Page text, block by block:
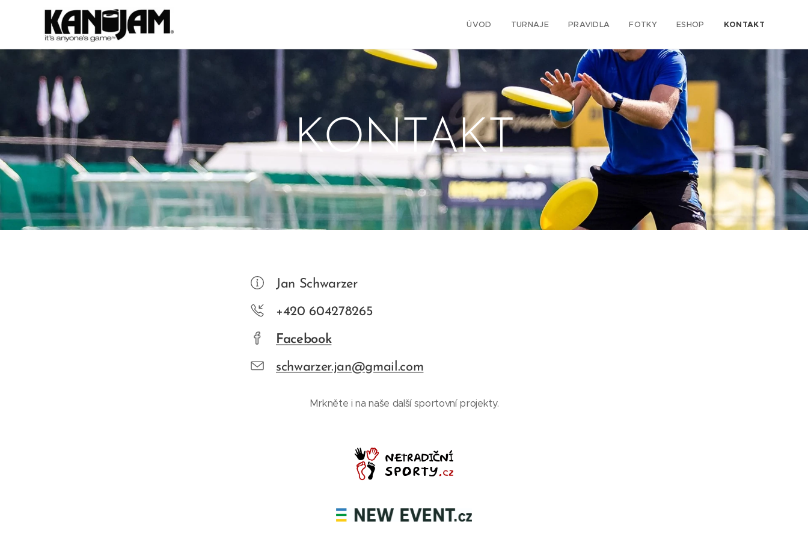
ÚVOD TURNAJE PRAVIDLA FOTKY ESHOP KONTAKT
KONTAKT
Jan Schwarzer
+420 604278265
Facebook
schwarzer.jan@gmail.com
Mrkněte i na naše další sportovní projekty.